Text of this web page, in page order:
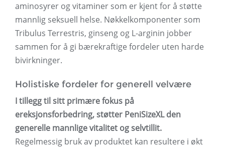
aminosyrer og vitaminer som er kjent for å støtte
mannlig seksuell helse. Nøkkelkomponenter som
Tribulus Terrestris, ginseng og L-arginin jobber
sammen for å gi bærekraftige fordeler uten harde
bivirkninger.
Holistiske fordeler for generell velvære
I tillegg til sitt primære fokus på
ereksjonsforbedring, støtter PeniSizeXL den
generelle mannlige vitalitet og selvtillit.
Regelmessig bruk av produktet kan resultere i økt